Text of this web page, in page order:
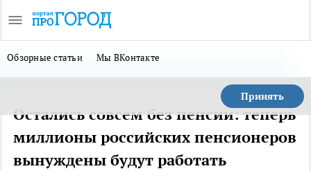
Обзорные статьи Мы ВКонтакте
Принять
Остались совсем без пенсии: теперь
миллионы российских пенсионеров
вынуждены будут работать